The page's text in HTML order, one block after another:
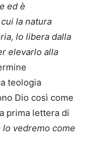
ed è
la natura
lo libera dalla
elevarlo alla
teologia
Dio così come
prima lettera di
vedremo come